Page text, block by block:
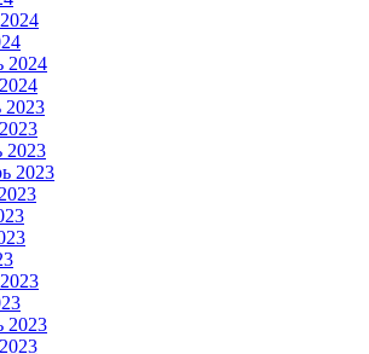
2024
2023
2023
2023
2023